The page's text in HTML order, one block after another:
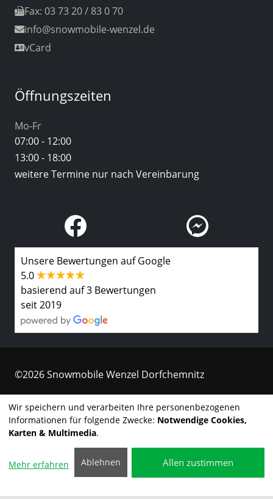
Fax: 03 73 20 / 83 0 70
info@snowmobile-wenzel.de
vCard
Öffnungszeiten
Mo-Fr
07:00 - 12:00
13:00 - 18:00
weitere Termine nur nach Vereinbarung
Unsere Bewertungen auf Google
5.0
basierend auf 3 Bewertungen
seit 2019
©2026 Snowmobile Wenzel Dorfchemnitz
Kontakt
Impressum
Datenschutzerklärung
Wir speichern und verarbeiten Ihre personenbezogenen
Informationen für folgende Zwecke: Notwendige Cookies,
Karten & Multimedia.
Mehr erfahren Ablehnen Allen zustimmen